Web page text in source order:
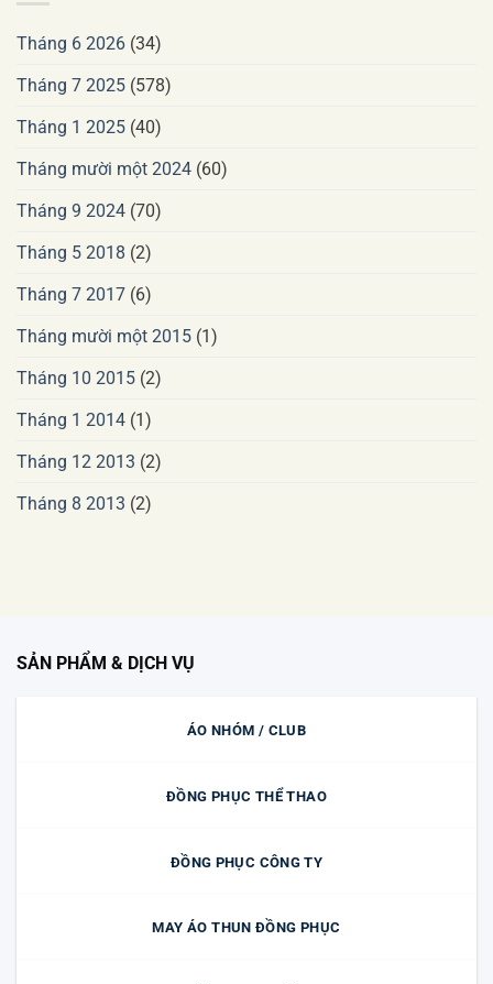
Tháng 6 2026 (34)
Tháng 7 2025 (578)
Tháng 1 2025 (40)
Tháng mười một 2024 (60)
Tháng 9 2024 (70)
Tháng 5 2018 (2)
Tháng 7 2017 (6)
Tháng mười một 2015 (1)
Tháng 10 2015 (2)
Tháng 1 2014 (1)
Tháng 12 2013 (2)
Tháng 8 2013 (2)
SẢN PHẨM & DỊCH VỤ
ÁO NHÓM / CLUB
ĐỒNG PHỤC THỂ THAO
ĐỒNG PHỤC CÔNG TY
MAY ÁO THUN ĐỒNG PHỤC